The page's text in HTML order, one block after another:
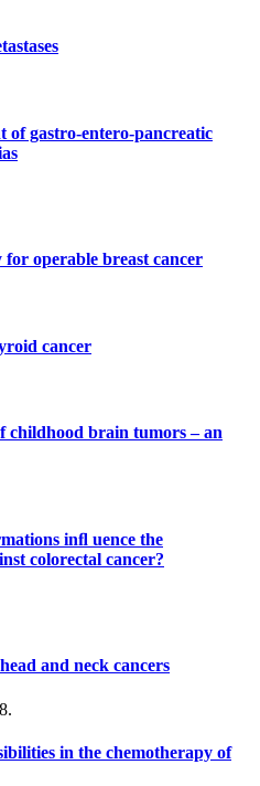
of gastro-entero-pancreatic
operable breast cancer
cancer
childhood brain tumors – an
inﬂ uence the
colorectal cancer?
and neck cancers
in the chemotherapy of